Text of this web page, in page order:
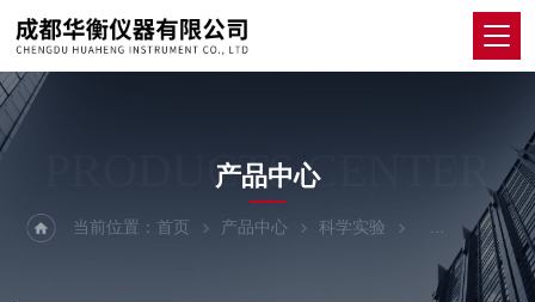
PRODUCTS CENTER
产品中心
当前位置：首页 产品中心 科学实验 其他仪器设备